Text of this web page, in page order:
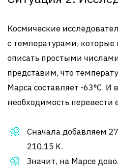
Космические
с температурами,
описать простыми
представим, что
Марса составляет -63°C. И
необходимость перевести
Сначала добавляем
210,15 K.
Значит, на Марсе